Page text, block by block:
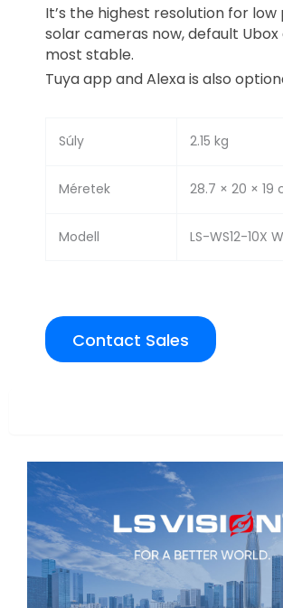
It’s the highest resolution for
solar cameras now, default
most stable.
Tuya app and Alexa is also
Súly 2.15 kg
Méretek 28.7 × 20 × 19
Modell LS-WS12-10X
Contact Sales